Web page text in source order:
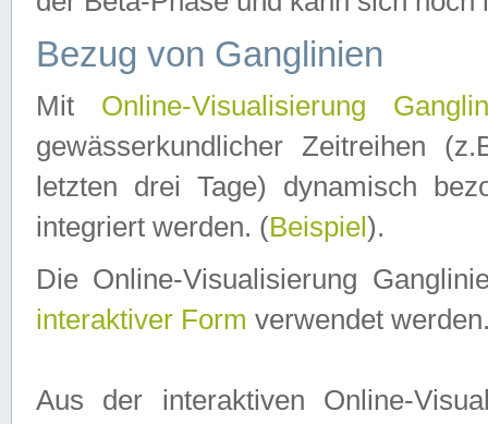
Bezug von Ganglinien
Mit Online-Visualisierung
gewässerkundlicher Zeitreihen
letzten drei Tage) dynamisch
integriert werden. (Beispiel ).
Die Online-Visualisierung
interaktiver Form verwendet
Aus der interaktiven Online-